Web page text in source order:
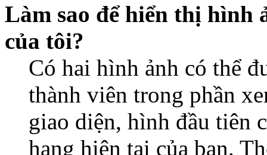
Làm sao để hiển thị hình
của tôi?
Có hai hình ảnh có thể
thành viên trong phần
giao diện, hình đầu tiên
hạng hiện tại của bạn.